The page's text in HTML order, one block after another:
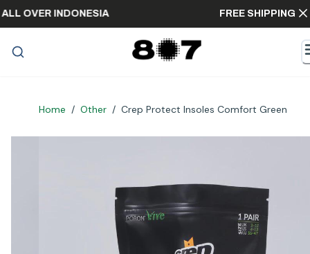
ALL OVER INDONESIA FREE
Home / Other / Crep Protect Insoles Comfort Green